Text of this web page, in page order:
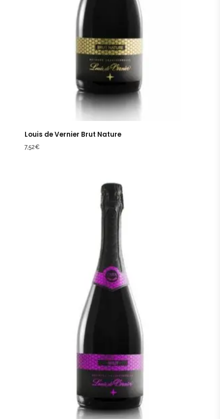
Louis de Vernier Brut Nature
7,52€